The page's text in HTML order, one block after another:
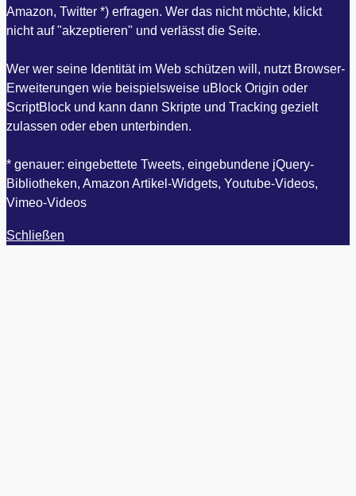
Amazon, Twitter *) erfragen. Wer das nicht möchte, klickt
nicht auf "akzeptieren" und verlässt die Seite.
Wer wer seine Identität im Web schützen will, nutzt Browser-
Erweiterungen wie beispielsweise uBlock Origin oder
ScriptBlock und kann dann Skripte und Tracking gezielt
zulassen oder eben unterbinden.
* genauer: eingebettete Tweets, eingebundene jQuery-
Bibliotheken, Amazon Artikel-Widgets, Youtube-Videos,
Vimeo-Videos
Schließen